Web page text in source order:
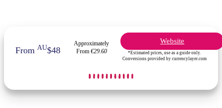
FromAU$48
Approximately
From €29.60
Website
*Estimated prices, use as a guide only.
Conversions provided by currencylayer.com